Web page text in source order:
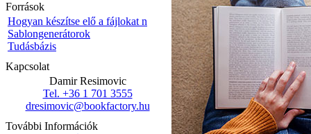
Források
Hogyan készítse elő a fájlokat n
Sablongenerátorok
Tudásbázis
Kapcsolat
Damir Resimovic
Tel. +36 1 701 3555
dresimovic@bookfactory.hu
További Információk